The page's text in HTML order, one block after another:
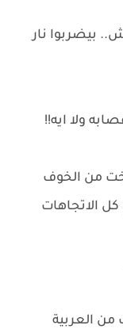
بيضربوا نار
ولا ايه!!
من الخوف
الاتجاهات
من العربية